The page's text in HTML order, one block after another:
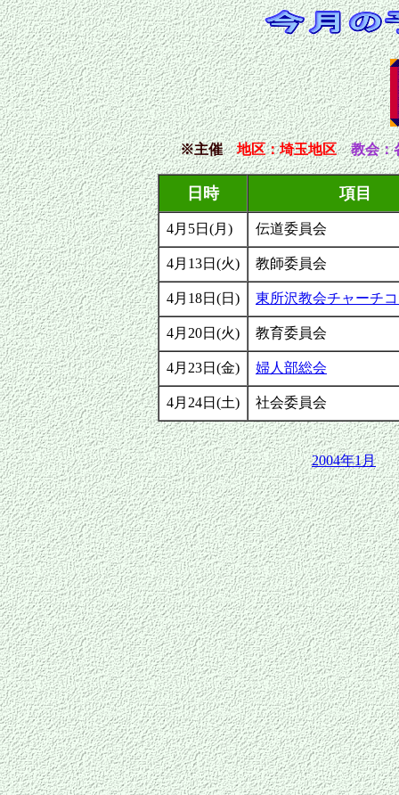
※主催 地区：埼玉地区 教会：
日時 項目
4月5日(月) 伝道委員会
4月13日(火) 教師委員会
4月18日(日) 東所沢教会チャーチ
4月20日(火) 教育委員会
4月23日(金) 婦人部総会
4月24日(土) 社会委員会
2004年1月